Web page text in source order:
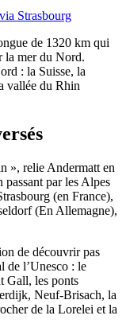
Strasbourg
de 1320 km qui
la mer du Nord.
: la Suisse, la
vallée du Rhin
», relie Andermatt en
par les Alpes
(en France),
(En Allemagne),
de découvrir pas
de l’Unesco : le
Gall, les ponts
Neuf-Brisach, la
de la Lorelei et la